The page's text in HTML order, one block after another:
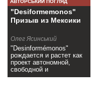
АВТОРСЬКИЙ ПОГЛЯД
"Desiformemonos"
Призыв из Мексики
Олег Ясинський
"Desinformémonos"
рождается и растет как
проект автономной,
свободной и
независимой